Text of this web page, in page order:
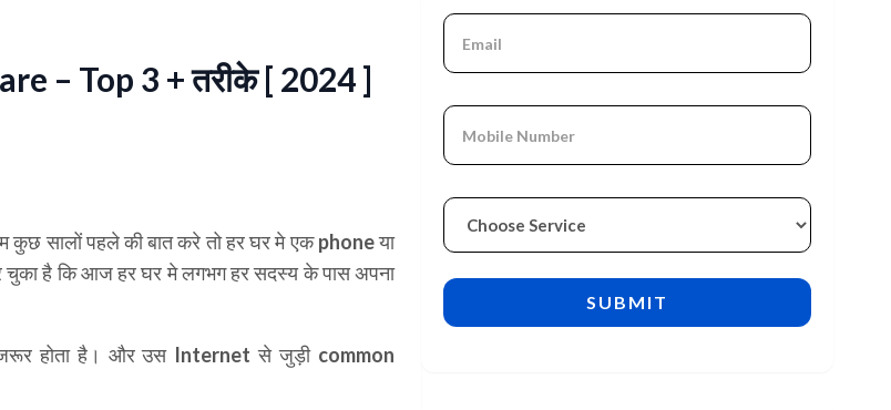
– Top 3 + तरीके [ 2024 ]
कुछ सालों पहले की बात करे तो हर घर मे एक phone या
चुका है कि आज हर घर मे लगभग हर सदस्य के पास अपना
होता है। और उस Internet से जुड़ी common